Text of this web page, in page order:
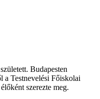
Budapesten
a Testnevelési Főiskolai
szerezte meg.